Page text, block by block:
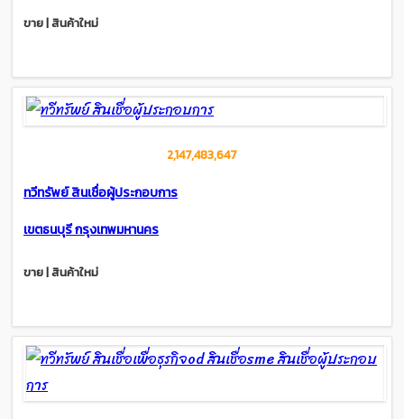
ขาย | สินค้าใหม่
2,147,483,647
ทวีทรัพย์ สินเชื่อผู้ประกอบการ
เขตธนบุรี กรุงเทพมหานคร
ขาย | สินค้าใหม่